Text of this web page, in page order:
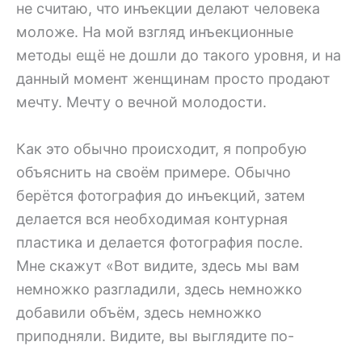
не считаю, что инъекции делают человека
моложе. На мой взгляд инъекционные
методы ещё не дошли до такого уровня, и на
данный момент женщинам просто продают
мечту. Мечту о вечной молодости.
Как это обычно происходит, я попробую
объяснить на своём примере. Обычно
берётся фотография до инъекций, затем
делается вся необходимая контурная
пластика и делается фотография после.
Мне скажут «Вот видите, здесь мы вам
немножко разгладили, здесь немножко
добавили объём, здесь немножко
приподняли. Видите, вы выглядите по-